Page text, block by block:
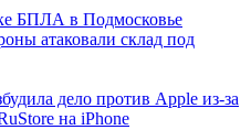
БПЛА в Подмосковье
атаковали склад под
дело против Apple из-за
на iPhone